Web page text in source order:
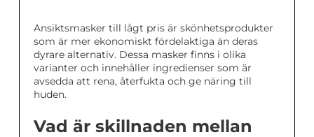
Ansiktsmasker till lågt pris är skönhetsprodukter
som är mer ekonomiskt fördelaktiga än deras
dyrare alternativ. Dessa masker finns i olika
varianter och innehåller ingredienser som är
avsedda att rena, återfukta och ge näring till
huden.
Vad är skillnaden mellan